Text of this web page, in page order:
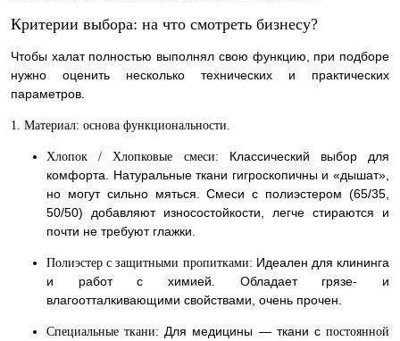
Критерии выбора: на что смотреть бизнесу?
Чтобы халат полностью выполнял свою функцию, при подборе
нужно оценить несколько технических и практических
параметров.
1. Материал: основа функциональности.
Хлопок / Хлопковые смеси: Классический выбор для
комфорта. Натуральные ткани гигроскопичны и «дышат»,
но могут сильно мяться. Смеси с полиэстером (65/35,
50/50) добавляют износостойкости, легче стираются и
почти не требуют глажки.
Полиэстер с защитными пропитками: Идеален для клининга
и работ с химией. Обладает грязе- и
влагоотталкивающими свойствами, очень прочен.
Специальные ткани: Для медицины — ткани спостоянной